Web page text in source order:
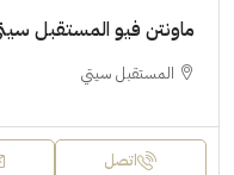
ماونتن فيو المستقبل
المستقبل سيتي
اتصل